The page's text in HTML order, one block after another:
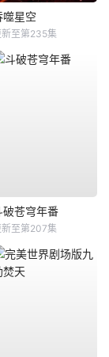
噬星空
新至第235集
破苍穹年番
新至第207集